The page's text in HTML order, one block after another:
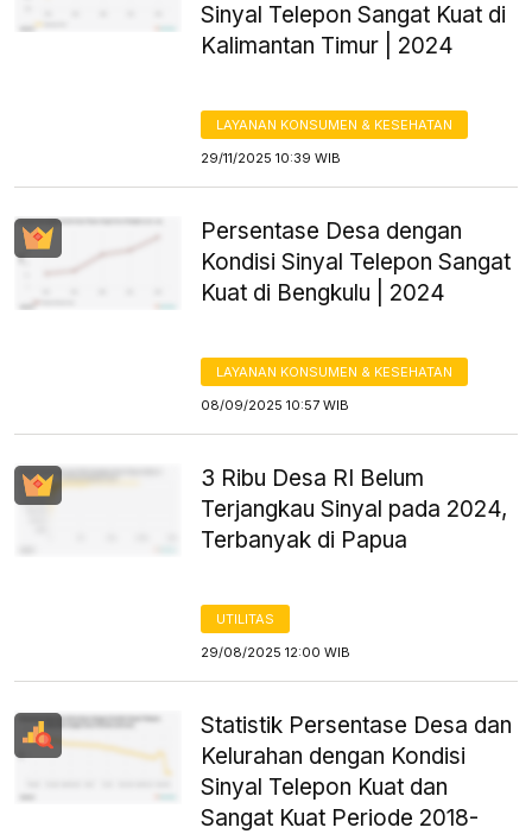
Sinyal Telepon Sangat Kuat di
Kalimantan Timur | 2024
LAYANAN KONSUMEN & KESEHATAN
29/11/2025 10:39 WIB
Persentase Desa dengan
Kondisi Sinyal Telepon Sangat
Kuat di Bengkulu | 2024
LAYANAN KONSUMEN & KESEHATAN
08/09/2025 10:57 WIB
3 Ribu Desa RI Belum
Terjangkau Sinyal pada 2024,
Terbanyak di Papua
UTILITAS
29/08/2025 12:00 WIB
Statistik Persentase Desa dan
Kelurahan dengan Kondisi
Sinyal Telepon Kuat dan
Sangat Kuat Periode 2018-